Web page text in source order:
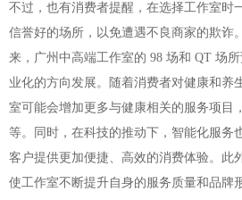
不过，也有消费者提醒，在选择工作室时
信誉好的场所，以免遭遇不良商家的欺诈
来，广州中高端工作室的 98 场和 QT 场
业化的方向发展。随着消费者对健康和养
室可能会增加更多与健康相关的服务项目
等。同时，在科技的推动下，智能化服务
客户提供更加便捷、高效的消费体验。此
使工作室不断提升自身的服务质量和品牌